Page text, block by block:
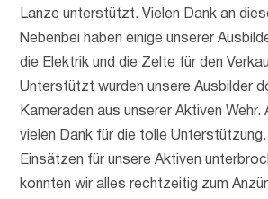
Lanze unterstützt. Vielen Dank an
Nebenbei haben einige unserer
die Elektrik und die Zelte für den
Unterstützt wurden unsere Ausbilder
Kameraden aus unserer Aktiven Wehr.
vielen Dank für die tolle
Einsätzen für unsere Aktiven
konnten wir alles rechtzeitig zum